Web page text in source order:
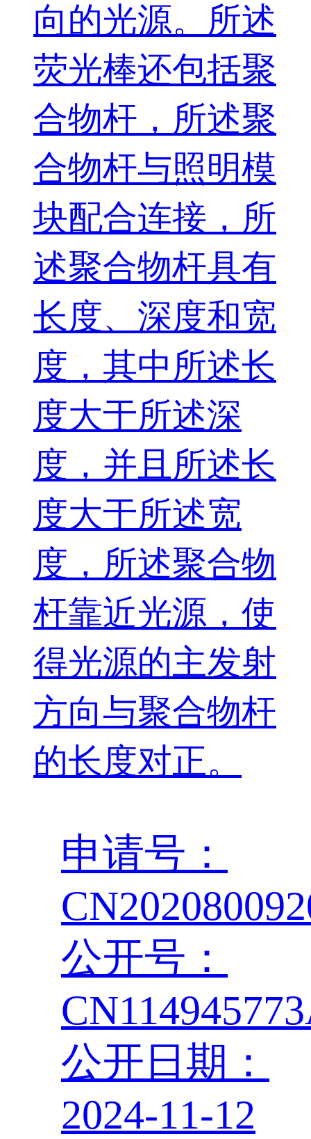
向的光源。所述
荧光棒还包括聚
合物杆，所述聚
合物杆与照明模
块配合连接，所
述聚合物杆具有
长度、深度和宽
度，其中所述长
度大于所述深
度，并且所述长
度大于所述宽
度，所述聚合物
杆靠近光源，使
得光源的主发射
方向与聚合物杆
的长度对正。
申请号：
公开号：
公开日期：
2024-11-12